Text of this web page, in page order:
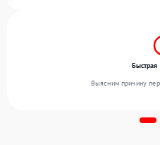
Быстрая
Выясним причину